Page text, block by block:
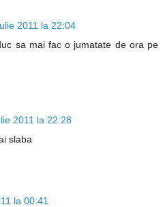
2011 la 22:04
sa mai fac o jumatate de ora pe
2011 la 22:28
slaba
la 00:41